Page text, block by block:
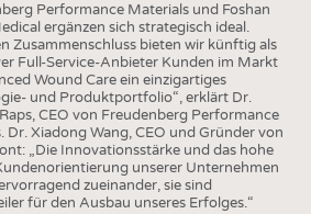
Performance Materials und Foshan
ergänzen sich strategisch ideal.
Zusammenschluss bieten wir künftig als
Full-Service-Anbieter Kunden im Markt
Wound Care ein einzigartiges
und Produktportfolio“, erklärt Dr.
CEO von Freudenberg Performance
Dr. Xiadong Wang, CEO und Gründer von
„Die Innovationsstärke und das hohe
unserer Unternehmen
zueinander, sie sind
für den Ausbau unseres Erfolges.“